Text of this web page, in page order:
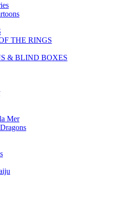
THE RINGS
& BLIND BOXES
Mer